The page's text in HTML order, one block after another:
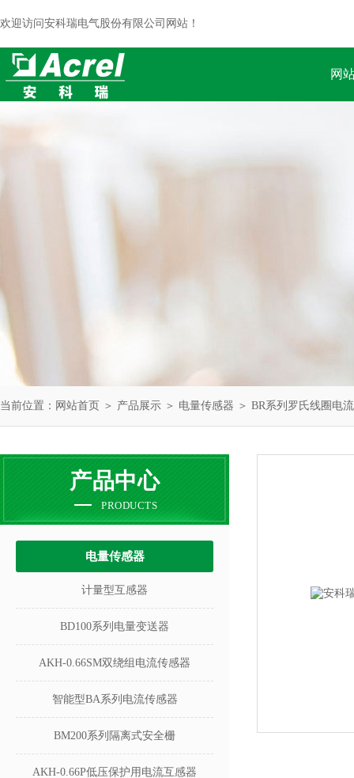
欢迎访问安科瑞电气股份有限公司网站！
网
当前位置： 网站首页 ＞ 产品展示 ＞ 电量传感器 ＞ BR系列罗氏线圈电
产品中心
PRODUCTS
电量传感器
计量型互感器
BD100系列电量变送器
AKH-0.66SM双绕组电流传感器
智能型BA系列电流传感器
BM200系列隔离式安全栅
AKH-0.66P低压保护用电流互感器